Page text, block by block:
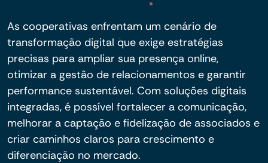
As cooperativas enfrentam um cenário de
transformação digital que exige estratégias
precisas para ampliar sua presença online,
otimizar a gestão de relacionamentos e garantir
performance sustentável. Com soluções digitais
integradas, é possível fortalecer a comunicação,
melhorar a captação e fidelização de associados e
criar caminhos claros para crescimento e
diferenciação no mercado.